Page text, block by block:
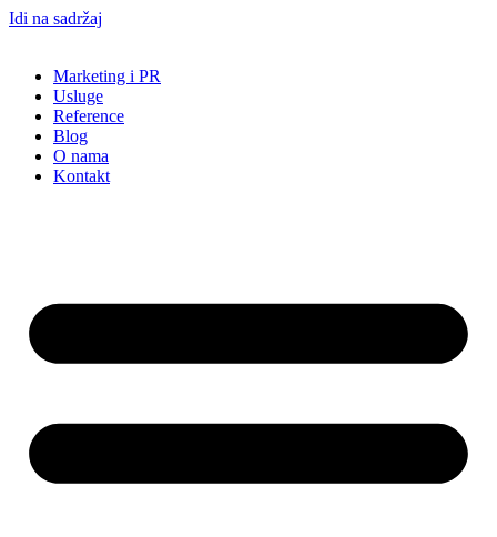
Idi na sadržaj
Marketing i PR
Usluge
Reference
Blog
O nama
Kontakt